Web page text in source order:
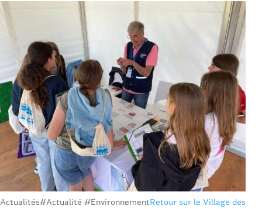
Actualités#Actualité #EnvironnementRetour sur le Village des